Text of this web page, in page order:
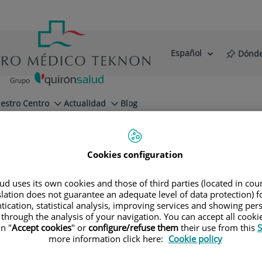
Selector
Idioma
Español
Centro Actualidad Blog
Teknon, con más de 50 años de
sector sanitario privado. Basándose
tratamiento médico y un trato de
Cookies configuration
uses its own cookies and those of third parties (located in
does not guarantee an adequate level of data protection)
statistical analysis, improving services and showing
the analysis of your navigation. You can accept all
"Accept cookies" or configure/refuse themtheir use from this
more information click here: Cookie policy